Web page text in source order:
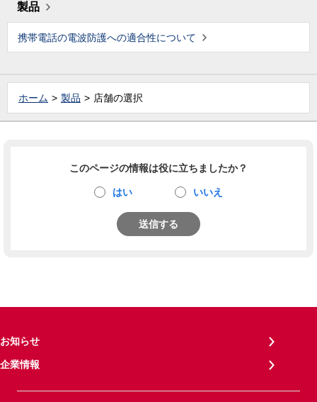
製品
携帯電話の電波防護への適合性について
ホーム 製品 店舗の選択
このページの情報は役に立ちましたか？
はい いいえ
送信する
お知らせ
企業情報